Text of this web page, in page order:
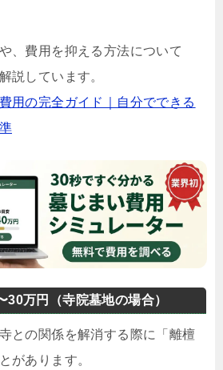
、費用を抑える方法について
説しています。
用の完全ガイド｜自分でできる
30万円（寺院墓地の場合）
との関係を解消する際に「離檀
があります。